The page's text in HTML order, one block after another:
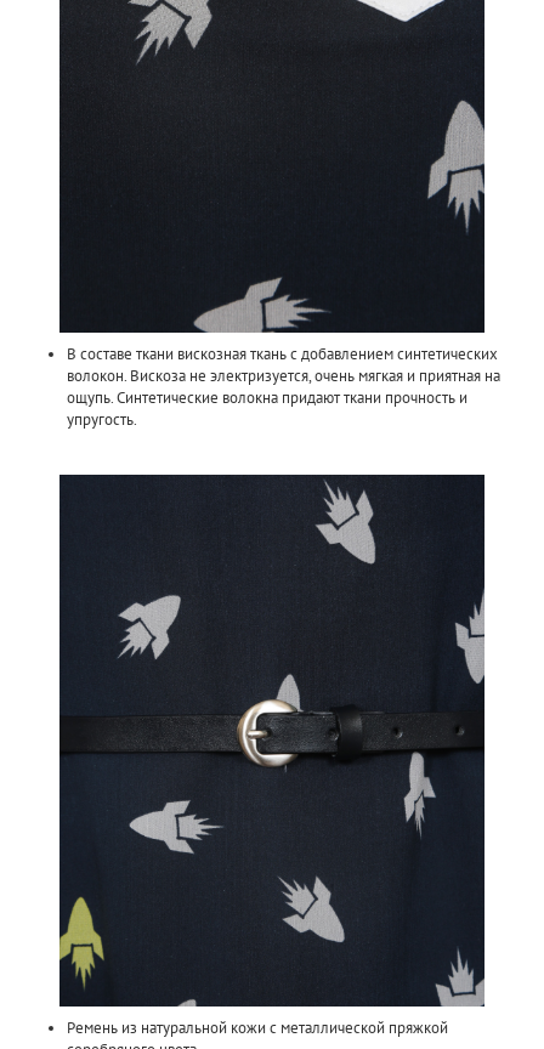
В составе ткани вискозная ткань с добавлением синтетических
волокон. Вискоза не электризуется, очень мягкая и приятная на
ощупь.Синтетические волокна придают ткани прочность и
упругость.
Ремень из натуральной кожи с металлической пряжкой